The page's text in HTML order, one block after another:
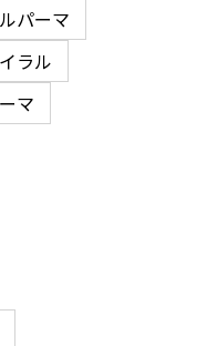
パーマ
ラル
マ